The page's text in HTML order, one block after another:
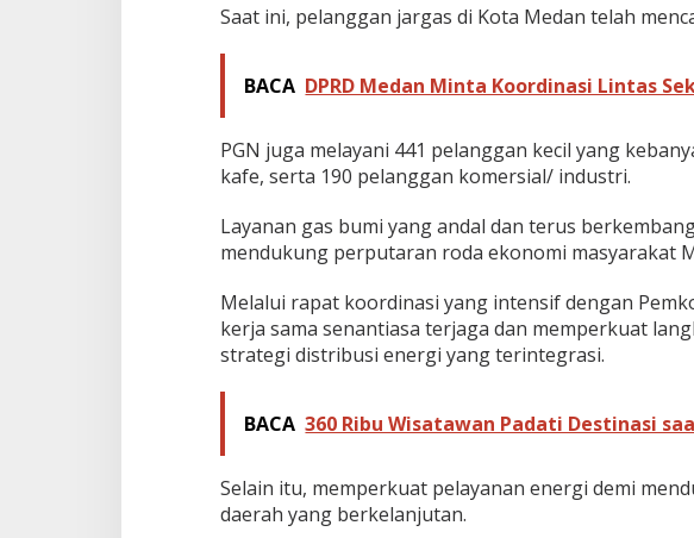
l
a
j
u
n
Saat ini, pelanggan jargas di Kota Medan telah
BACA DPRD Medan Minta Koordinasi Lintas
PGN juga melayani 441 pelanggan kecil yang
kafe, serta 190 pelanggan komersial/ industri.
Layanan gas bumi yang andal dan terus
mendukung perputaran roda ekonomi masyarakat
Melalui rapat koordinasi yang intensif dengan
kerja sama senantiasa terjaga dan memperkuat
strategi distribusi energi yang terintegrasi.
BACA 360 Ribu Wisatawan Padati Destinasi
Selain itu, memperkuat pelayanan energi demi
daerah yang berkelanjutan.